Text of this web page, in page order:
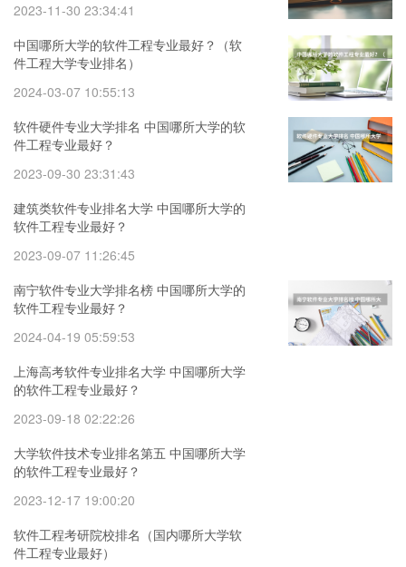
2023-11-30 23:34:41
中国哪所大学的软件工程专业最好？（软
件工程大学专业排名）
2024-03-07 10:55:13
软件硬件专业大学排名 中国哪所大学的软
件工程专业最好？
2023-09-30 23:31:43
建筑类软件专业排名大学 中国哪所大学的
软件工程专业最好？
2023-09-07 11:26:45
南宁软件专业大学排名榜 中国哪所大学的
软件工程专业最好？
2024-04-19 05:59:53
上海高考软件专业排名大学 中国哪所大学
的软件工程专业最好？
2023-09-18 02:22:26
大学软件技术专业排名第五 中国哪所大学
的软件工程专业最好？
2023-12-17 19:00:20
软件工程考研院校排名（国内哪所大学软
件工程专业最好）